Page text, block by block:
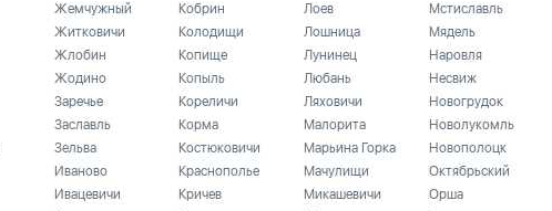
Жемчужный
Житковичи
Жлобин
Жодино
Заречье
Заславль
Зельва
Иваново
Ивацевичи
Кобрин
Колодищи
Копище
Копыль
Кореличи
Корма
Костюковичи
Краснополье
Кричев
Лоев
Лошница
Лунинец
Любань
Ляховичи
Малорита
Марьина Горка
Мачулищи
Микашевичи
Мстиславль
Мядель
Наровля
Несвиж
Новогрудок
Новолукомль
Новополоцк
Октябрьский
Орша